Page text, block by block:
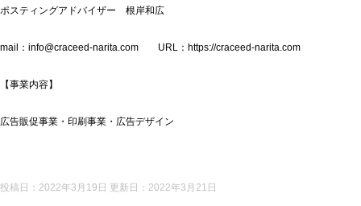
ポスティングアドバイザー 根岸和広
mail：info@craceed-narita.com URL：https://craceed-narita.com
【事業内容】
広告販促事業・印刷事業・広告デザイン
投稿日：2022年3月19日 更新日： 2022年3月21日